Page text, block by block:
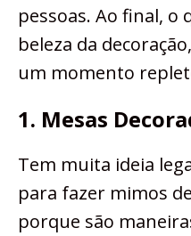
pessoas. Ao final, o
beleza da
um momento
1. Mesas
Tem muita ideia
para fazer mimos
porque são